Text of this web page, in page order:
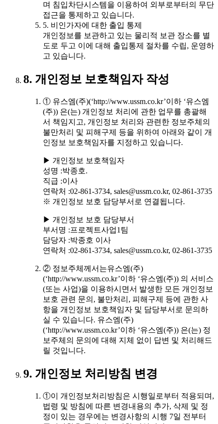
며 침입차단시스템을 이용하여 외부로부터의 무단
접근을 통제하고 있습니다.
5. 비인가자에 대한 출입 통제
개인정보를 보관하고 있는 물리적 보관 장소를 별
도로 두고 이에 대해 출입통제 절차를 수립, 운영하
고 있습니다.
8. 개인정보 보호책임자 작성
① 유스엠(주)(‘http://www.ussm.co.kr’이하 ‘유스엠
(주)) 은(는) 개인정보 처리에 관한 업무를 총괄해
서 책임지고, 개인정보 처리와 관련한 정보주체의
불만처리 및 피해구제 등을 위하여 아래와 같이 개
인정보 보호책임자를 지정하고 있습니다.
▶ 개인정보 보호책임자
성명 :박종호.
직급 :이사
연락처 :02-861-3734, sales@ussm.co.kr, 02-861-3735
※ 개인정보 보호 담당부서로 연결됩니다.
▶ 개인정보 보호 담당부서
부서명 :프로젝트사업1팀
담당자 :박종호 이사
연락처 :02-861-3734, sales@ussm.co.kr, 02-861-3735
② 정보주체께서는유스엠(주)
(‘http://www.ussm.co.kr’이하 ‘유스엠(주)) 의 서비스
(또는 사업)을 이용하시면서 발생한 모든 개인정보
보호 관련 문의, 불만처리, 피해구제 등에 관한 사
항을 개인정보 보호책임자 및 담당부서로 문의하
실 수 있습니다. 유스엠(주)
(‘http://www.ussm.co.kr’이하 ‘유스엠(주)) 은(는) 정
보주체의 문의에 대해 지체 없이 답변 및 처리해드
릴 것입니다.
9. 개인정보 처리방침 변경
①이 개인정보처리방침은 시행일로부터 적용되며,
법령 및 방침에 따른 변경내용의 추가, 삭제 및 정
정이 있는 경우에는 변경사항의 시행 7일 전부터